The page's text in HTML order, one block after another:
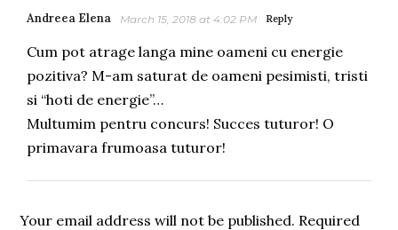
Andreea Elena March 15, 2018 at 4:02 PM Reply
Cum pot atrage langa mine oameni cu energie
pozitiva? M-am saturat de oameni pesimisti, tristi
si “hoti de energie”…
Multumim pentru concurs! Succes tuturor! O
primavara frumoasa tuturor!
Your email address will not be published. Required